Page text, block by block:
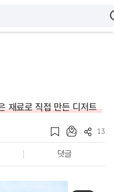
재료로 직접 만든 디저트
13
댓글